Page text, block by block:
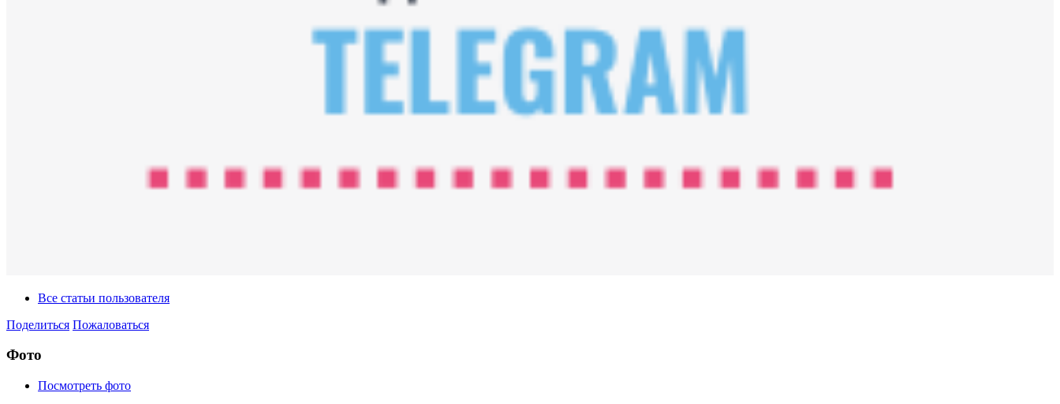
Все статьи пользователя
Поделиться Пожаловаться
Фото
Посмотреть фото